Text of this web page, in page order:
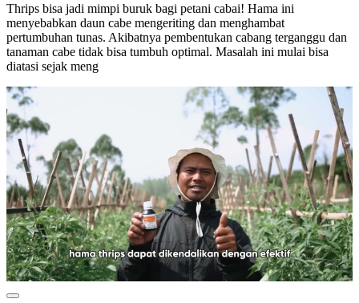
Thrips bisa jadi mimpi buruk bagi petani cabai! Hama ini
menyebabkan daun cabe mengeriting dan menghambat
pertumbuhan tunas. Akibatnya pembentukan cabang terganggu dan
tanaman cabe tidak bisa tumbuh optimal. Masalah ini mulai bisa
diatasi sejak meng